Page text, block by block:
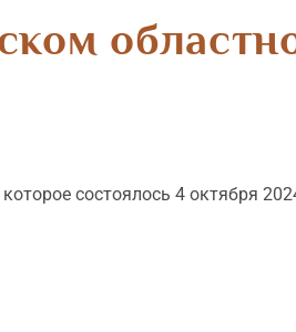
состоялось 4 октября